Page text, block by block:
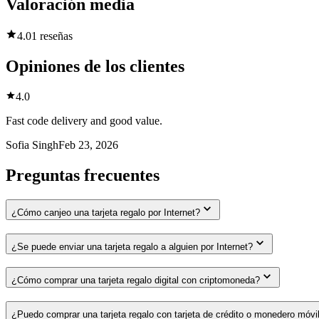
Valoración media
4.01 reseñas
Opiniones de los clientes
4.0
Fast code delivery and good value.
Sofia SinghFeb 23, 2026
Preguntas frecuentes
¿Cómo canjeo una tarjeta regalo por Internet?
¿Se puede enviar una tarjeta regalo a alguien por Internet?
¿Cómo comprar una tarjeta regalo digital con criptomoneda?
¿Puedo comprar una tarjeta regalo con tarjeta de crédito o monedero